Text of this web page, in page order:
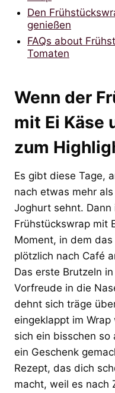
Den
genießen
FAQs about
Tomaten
Wenn der
mit Ei Käse
zum
Es gibt diese Tage,
nach etwas mehr
Joghurt sehnt.
Frühstückswrap mit
Moment, in dem das
plötzlich nach Café
Das erste Brutzeln
Vorfreude in die
dehnt sich träge
eingeklappt im
sich ein bisschen
ein Geschenk
Rezept, das dich
macht, weil es nach